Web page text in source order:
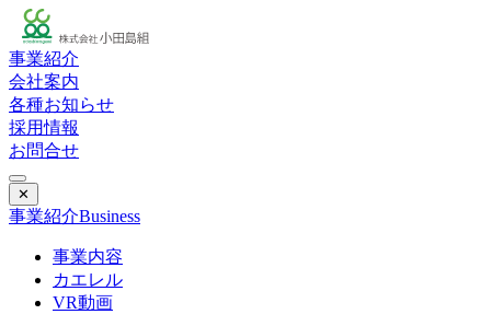
事業紹介
会社案内
各種お知らせ
採用情報
お問合せ
✕
事業紹介Business
事業内容
カエレル
VR動画